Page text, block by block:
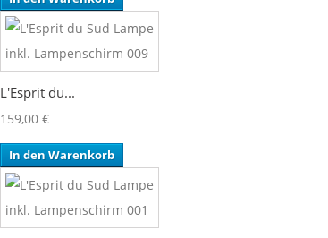
L'Esprit du...
159,00 €
In den Warenkorb